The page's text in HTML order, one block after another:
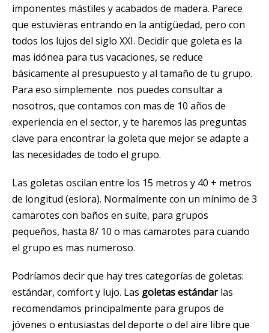
imponentes mástiles y acabados de madera. Parece
que estuvieras entrando en la antigüedad, pero con
todos los lujos del siglo XXI. Decidir que goleta es la
mas idónea para tus vacaciones, se reduce
básicamente al presupuesto y al tamaño de tu grupo.
Para eso simplemente nos puedes consultar a
nosotros, que contamos con mas de 10 años de
experiencia en el sector, y te haremos las preguntas
clave para encontrar la goleta que mejor se adapte a
las necesidades de todo el grupo.
Las goletas oscilan entre los 15 metros y 40 + metros
de longitud (eslora). Normalmente con un mínimo de 3
camarotes con baños en suite, para grupos
pequeños, hasta 8/ 10 o mas camarotes para cuando
el grupo es mas numeroso.
Podríamos decir que hay tres categorías de goletas:
estándar, comfort y lujo. Las goletas estándarlas
recomendamos principalmente para grupos de
jóvenes o entusiastas del deporte o del aire libre que